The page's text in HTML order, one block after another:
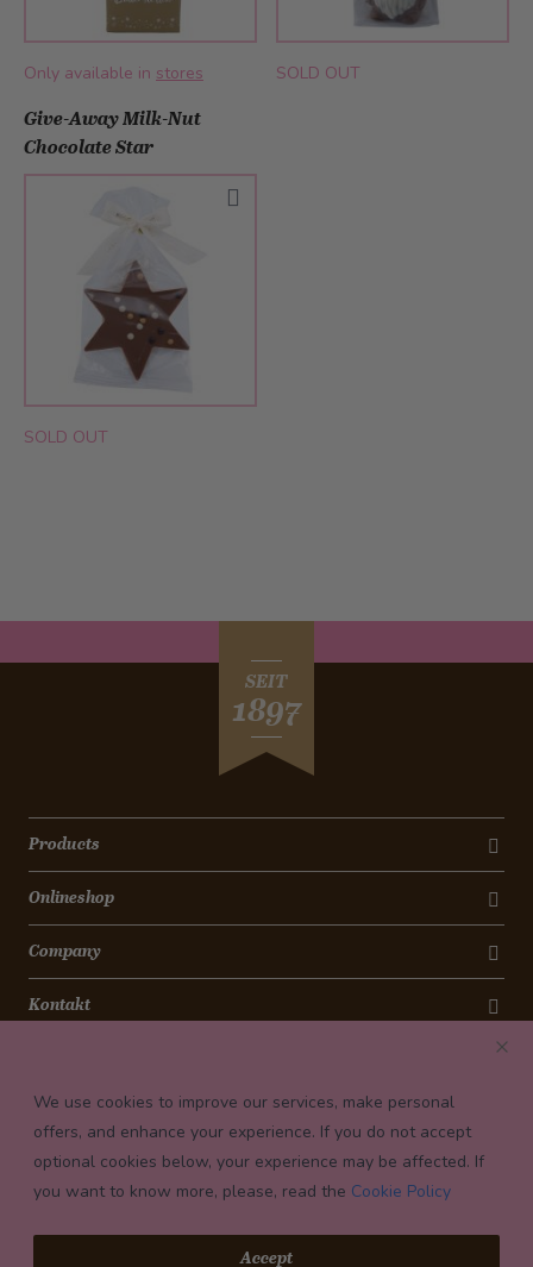
Only available in stores
SOLD OUT
Give-Away Milk-Nut
Chocolate Star
SOLD OUT
SEIT
1897
Products
Onlineshop
Company
Kontakt
Payment conditions
We use cookies to improve our services, make personal
offers, and enhance your experience. If you do not accept
optional cookies below, your experience may be affected. If
you want to know more, please, read the Cookie Policy
Accept
© 2026 Confiserie Bachmann, Luzern